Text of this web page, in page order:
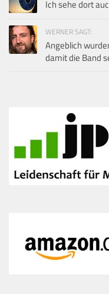
Ich sehe dort
WERNER SAGT:
Angeblich
damit die Band